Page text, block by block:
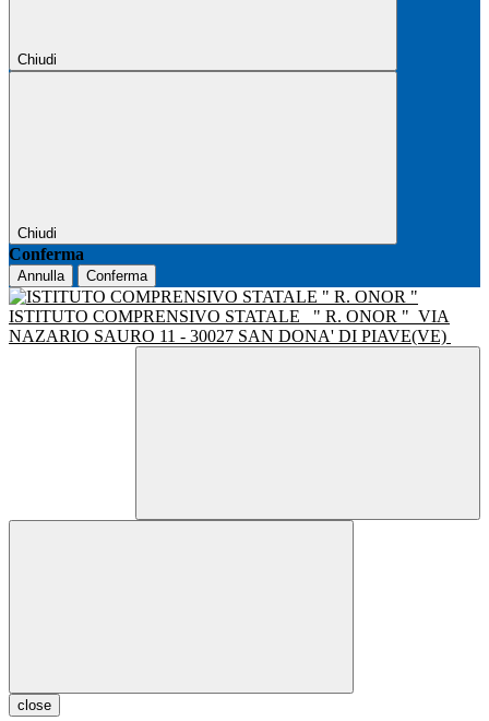
Chiudi
Chiudi
Conferma
Annulla Conferma
ISTITUTO COMPRENSIVO STATALE " R. ONOR " VIA
NAZARIO SAURO 11 - 30027 SAN DONA' DI PIAVE(VE)
close